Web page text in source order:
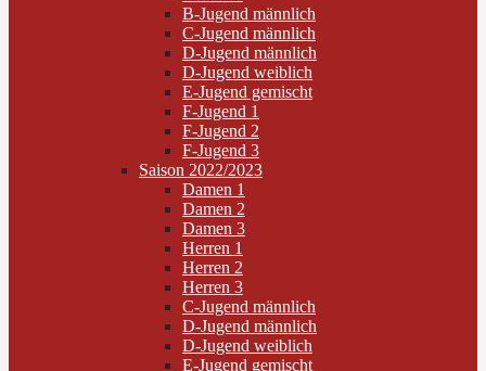
B-Jugend männlich
C-Jugend männlich
D-Jugend männlich
D-Jugend weiblich
E-Jugend gemischt
F-Jugend 1
F-Jugend 2
F-Jugend 3
Saison 2022/2023
Damen 1
Damen 2
Damen 3
Herren 1
Herren 2
Herren 3
C-Jugend männlich
D-Jugend männlich
D-Jugend weiblich
E-Jugend gemischt